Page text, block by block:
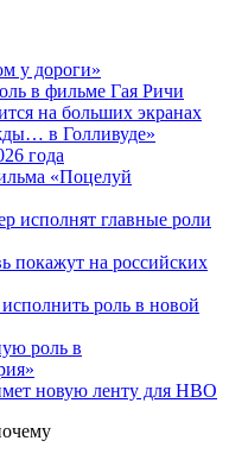
у дороги»
в фильме Гая Ричи
на больших экранах
в Голливуде»
года
«Поцелуй
исполнят главные роли
покажут на российских
роль в новой
роль в
новую ленту для HBO